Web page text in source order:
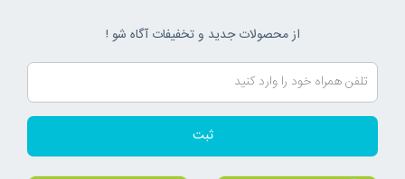
از محصولات جدید و تخفیفات آگاه شو !
ثبت